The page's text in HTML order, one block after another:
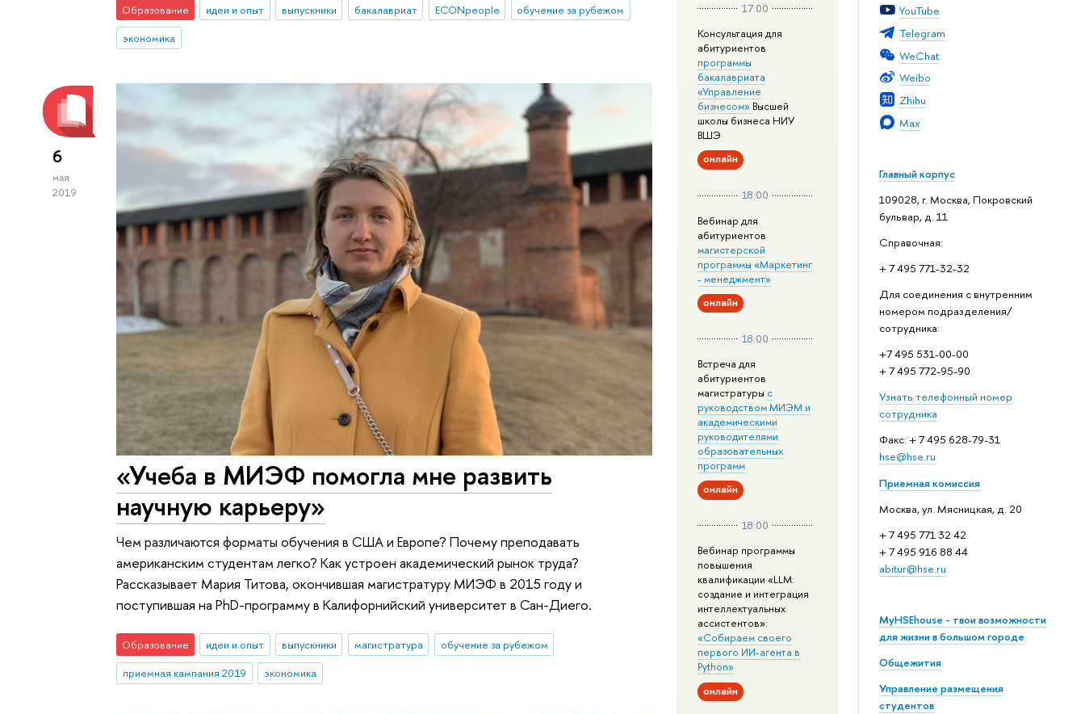
YouTube
Telegram
WeChat
Weibo
Zhihu
Max
Главный корпус
109028, г. Москва, Покровский
бульвар, д. 11
Справочная:
+ 7 495 771-32-32
Для соединения с внутренним
номером подразделения/
сотрудника:
+7 495 531-00-00
+ 7 495 772-95-90
Узнать телефонный номер
сотрудника
Факс: + 7 495 628-79-31
hse@hse.ru
Приемная комиссия
Москва, ул. Мясницкая, д. 20
+ 7 495 771 32 42
+ 7 495 916 88 44
abitur@hse.ru
MyHSEhouse - твои возможности
для жизни в большом городе
Общежития
Управление размещения
студентов
17:00
Консультация для
абитуриентов
программы
бакалавриата
«Управление
бизнесом» Высшей
школы бизнеса НИУ
ВШЭ
онлайн
18:00
Вебинар для
абитуриентов
магистерской
программы «Маркетинг
- менеджмент»
онлайн
18:00
Встреча для
абитуриентов
магистратуры с
руководством МИЭМ и
академическими
руководителями
образовательных
программ
онлайн
18:00
Вебинар программы
повышения
квалификации «LLM:
создание и интеграция
интеллектуальных
ассистентов»:
«Собираем своего
первого ИИ-агента в
Python»
онлайн
Образование идеи и опыт выпускники бакалавриат ECONpeople
обучение за рубежом
экономика
6
мая
2019
«Учеба в МИЭФ помогла мне развить
научную карьеру»
Чем различаются форматы обучения в США и Европе? Почему преподавать
американским студентам легко? Как устроен академический рынок труда?
Рассказывает Мария Титова, окончившая магистратуру МИЭФ в 2015 году и
поступившая на PhD-программу в Калифорнийский университет в Сан-Диего.
Образование идеи и опыт выпускники магистратура
обучение за рубежом
приемная кампания 2019
экономика